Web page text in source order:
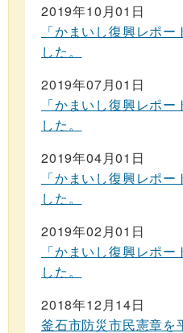
2019年10月01日
「かまいし復興レポ
した。
2019年07月01日
「かまいし復興レポ
した。
2019年04月01日
「かまいし復興レポ
した。
2019年02月01日
「かまいし復興レポ
した。
2018年12月14日
釜石市防災市民憲章